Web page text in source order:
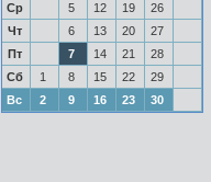
Ср
5 12 19
26
Чт
6 13 20
27
Пт
7 14 21
28
Сб
1 8 15 22
29
Вс
2 9 16 23 30